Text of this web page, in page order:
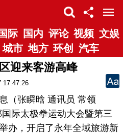
国际 国内 评论 视频 文娱
城市 地方 环创 汽车
迎来客游高峰
17:47:26
张瞬晗 通讯员 常领
际太极拳运动大会暨第三
办，开启了永年全域旅游新